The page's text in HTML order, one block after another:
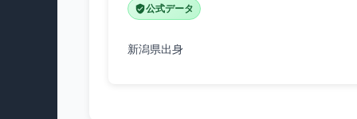
公式データ
新潟県出身